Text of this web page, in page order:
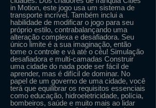
in Motion, este jogo usa um sistema de
transporte incrível. Também inclui a
habilidade de modificar o jogo para seu
próprio estilo, contrabalançando uma
alteração complexa e desafiadora. Seu
único limite é a sua imaginação, então
tome o controle e vá até o céu! Simulação
desafiadora e multi-camadas Construir
uma cidade do nada pode ser fácil de
aprender, mas é difícil de dominar. No
papel de um governo de uma cidade, você
terá que equilibrar os requisitos essenciais
como educação, hidroeletricidade, polícia,
bombeiros, saúde e muito mais ao lidar